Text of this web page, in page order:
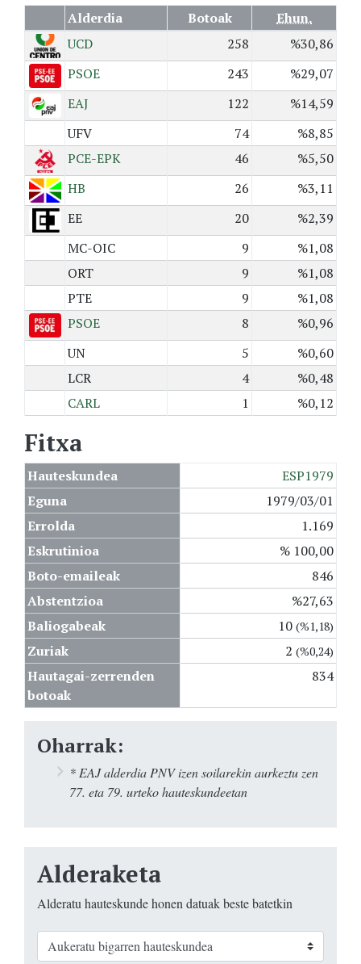
Alderdia Botoak
Ehun.
UCD
258
%30,86
PSOE
243
%29,07
EAJ
122
%14,59
UFV
74
%8,85
PCE-EPK
46
%5,50
HB
26
%3,11
EE
20
%2,39
MC-OIC
9
%1,08
ORT
9
%1,08
PTE
9
%1,08
PSOE
8
%0,96
UN
5
%0,60
LCR
4
%0,48
CARL
1 %0,12
Fitxa
Hauteskundea
ESP1979
Eguna
1979/03/01
Errolda
1.169
Eskrutinioa
% 100,00
Boto-emaileak
846
Abstentzioa
%27,63
Baliogabeak
10 (%1,18)
Zuriak 2 (%0,24)
Hautagai-zerrenden
botoak
834
Oharrak:
* EAJ alderdia PNV izen soilarekin aurkeztu zen
77. eta 79. urteko hauteskundeetan
Alderaketa
Alderatu hauteskunde honen datuak beste batetkin